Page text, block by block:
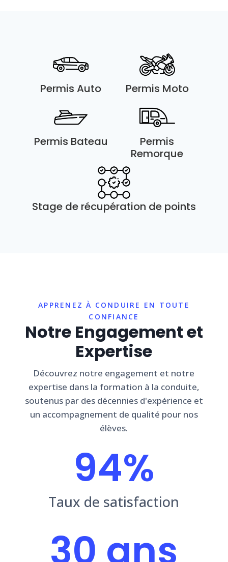
Permis Auto Permis Moto
Permis Bateau
Permis
Remorque
Stage de récupération de points
APPRENEZ À CONDUIRE EN TOUTE
CONFIANCE
Notre Engagement et
Expertise
Découvrez notre engagement et notre
expertise dans la formation à la conduite,
soutenus par des décennies d'expérience et
un accompagnement de qualité pour nos
élèves.
94%
Taux de satisfaction
30 ans